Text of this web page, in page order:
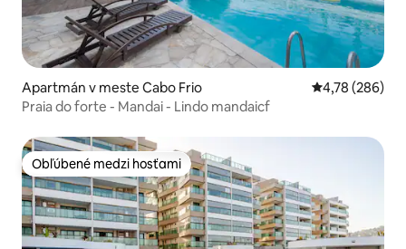
Apartmán v meste Cabo Frio Priemerné
4,78 (286)
Praia do forte - Mandai - Lindo mandaicf
Obľúbené medzi hosťami
Obľúbené medzi hosťami